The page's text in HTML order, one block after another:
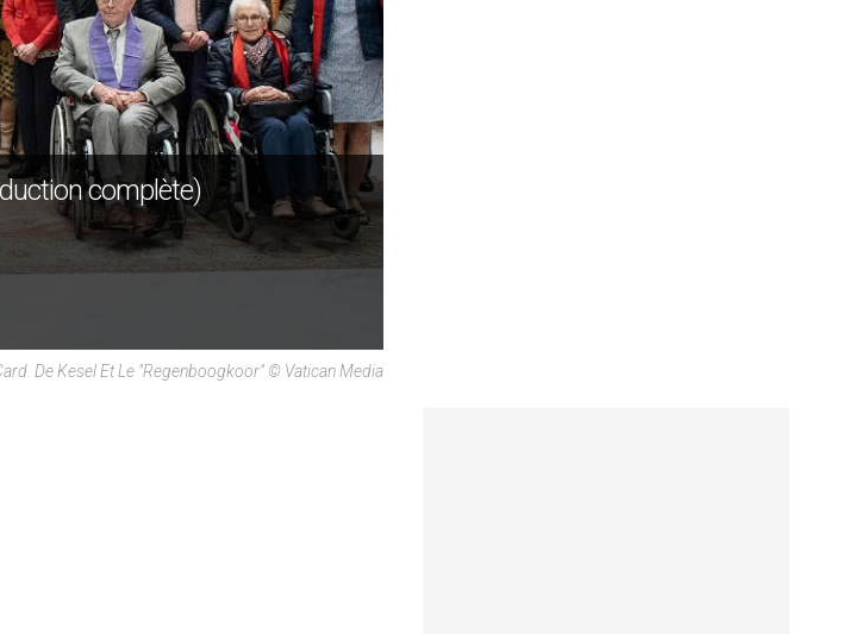
complète)
De Kesel Et Le "Regenboogkoor" © Vatican Media